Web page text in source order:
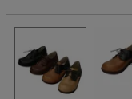
7cm以上
8cm以上